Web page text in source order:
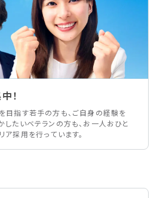
！
目指す若手の方も、ご自身の経験を
したいベテランの方も、お一人おひと
ア採用を行っています。